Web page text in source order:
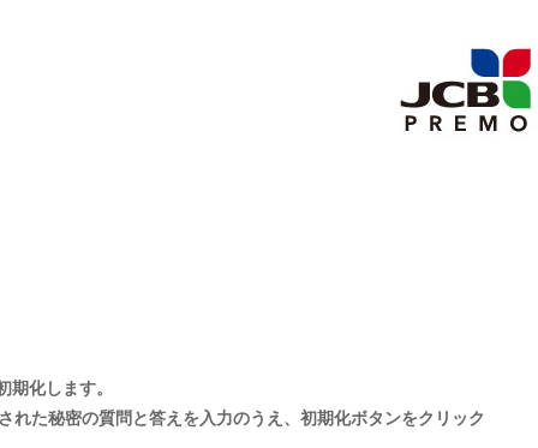
期化します。
れた秘密の質問と答えを入力のうえ、初期化ボタンをクリック